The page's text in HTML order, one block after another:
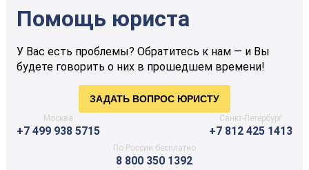
Помощь юриста
У Вас есть проблемы? Обратитесь к нам — и Вы
будете говорить о них в прошедшем времени!
Москва
+7 499 938 5715
Санкт-Петербург
+7 812 425 1413
По России бесплатно
8 800 350 1392